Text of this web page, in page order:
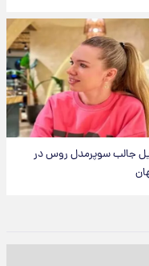
جالب سوپرمدل روس در